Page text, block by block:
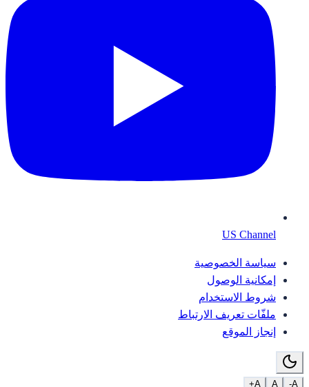
US Channel
سياسة الخصوصية
إمكانية الوصول
شروط الاستخدام
ملفّات تعريف الارتباط
إنجاز الموقع
A-
A
A+